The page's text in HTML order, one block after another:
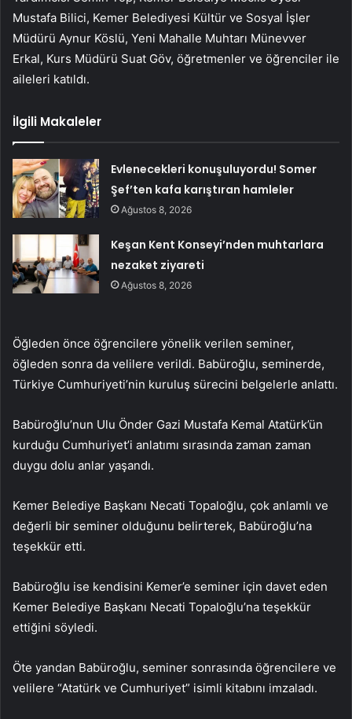
Mustafa Bilici, Kemer Belediyesi Kültür ve Sosyal İşler
Müdürü Aynur Köslü, Yeni Mahalle Muhtarı Münevver
Erkal, Kurs Müdürü Suat Göv, öğretmenler ve öğrenciler ile
aileleri katıldı.
İlgili Makaleler
Evlenecekleri konuşuluyordu! Somer
Şef’ten kafa karıştıran hamleler
Ağustos 8, 2026
Keşan Kent Konseyi’nden muhtarlara
nezaket ziyareti
Ağustos 8, 2026
Öğleden önce öğrencilere yönelik verilen seminer,
öğleden sonra da velilere verildi. Babüroğlu, seminerde,
Türkiye Cumhuriyeti’nin kuruluş sürecini belgelerle anlattı.
Babüroğlu’nun Ulu Önder Gazi Mustafa Kemal Atatürk’ün
kurduğu Cumhuriyet’i anlatımı sırasında zaman zaman
duygu dolu anlar yaşandı.
Kemer Belediye Başkanı Necati Topaloğlu, çok anlamlı ve
değerli bir seminer olduğunu belirterek, Babüroğlu’na
teşekkür etti.
Babüroğlu ise kendisini Kemer’e seminer için davet eden
Kemer Belediye Başkanı Necati Topaloğlu’na teşekkür
ettiğini söyledi.
Öte yandan Babüroğlu, seminer sonrasında öğrencilere ve
velilere “Atatürk ve Cumhuriyet” isimli kitabını imzaladı.